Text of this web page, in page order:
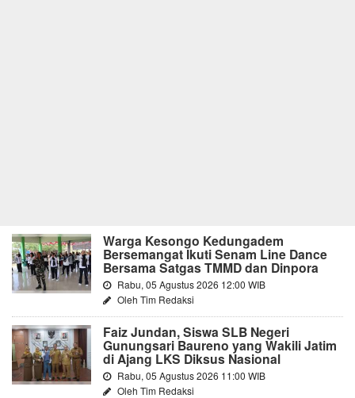
Warga Kesongo Kedungadem
Bersemangat Ikuti Senam Line Dance
Bersama Satgas TMMD dan Dinpora
Rabu, 05 Agustus 2026 12:00 WIB
Oleh Tim Redaksi
Faiz Jundan, Siswa SLB Negeri
Gunungsari Baureno yang Wakili Jatim
di Ajang LKS Diksus Nasional
Rabu, 05 Agustus 2026 11:00 WIB
Oleh Tim Redaksi